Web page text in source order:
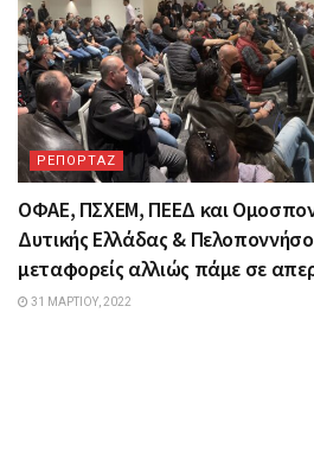
ΡΕΠΟΡΤΑΖ
ΟΦΑΕ, ΠΣΧΕΜ, ΠΕΕΔ και
Δυτικής Ελλάδας &
μεταφορείς αλλιώς πάμε σε
31 ΜΑΡΤΊΟΥ, 2022